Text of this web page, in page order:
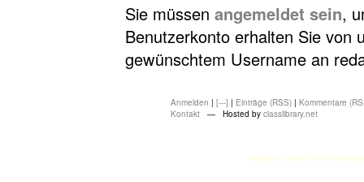
Sie müssen angemeldet sein,
Benutzerkonto erhalten Sie von
gewünschtem Username an
Anmelden | [---] | Einträge (RSS) | Kommentare
Kontakt — Hosted by classlibrary.net
atasehir escort atasehir